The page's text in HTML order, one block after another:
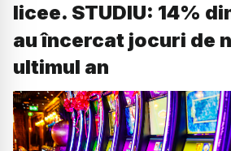
licee. STUDIU: 14%
au încercat jocuri de
ultimul an